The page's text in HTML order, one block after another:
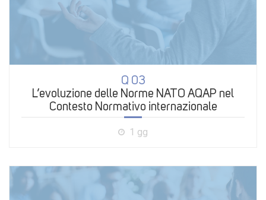
Q 03
L’evoluzione delle Norme NATO AQAP nel
Contesto Normativo internazionale
1 gg